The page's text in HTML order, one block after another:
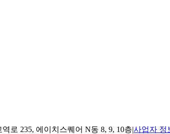
로 235, 에이치스퀘어 N동 8, 9, 10층|사업자 정